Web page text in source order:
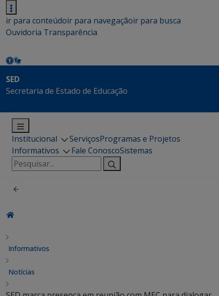
ir para conteúdoir para navegaçãoir para busca
Ouvidoria Transparência
SED
Secretaria de Estado de Educação
Institucional ServiçosProgramas e Projetos
Informativos
Fale ConoscoSistemas
Pesquisar
por:
Informativos
Notícias